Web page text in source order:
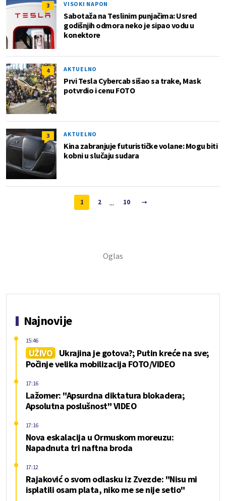
3 VISOKI NAPON
Sabotaža na Teslinim punjačima: Usred
godišnjih odmora neko je sipao vodu u
konektore
4 AKTUELNO
Prvi Tesla Cybercab sišao sa trake, Mask
potvrdio i cenu FOTO
3 AKTUELNO
Kina zabranjuje futurističke volane: Mogu biti
kobni u slučaju sudara
1 2 ... 10
Najnovije
UŽIVO
Ukrajina je gotova?; Putin kreće na sve;
Počinje velika mobilizacija FOTO/VIDEO
15:46
Lažomer: "Apsurdna diktatura blokadera;
Apsolutna poslušnost" VIDEO
17:16
Nova eskalacija u Ormuskom moreuzu:
Napadnuta tri naftna broda
17:16
Rajaković o svom odlasku iz Zvezde: "Nisu mi
isplatili osam plata, niko me se nije setio"
17:12